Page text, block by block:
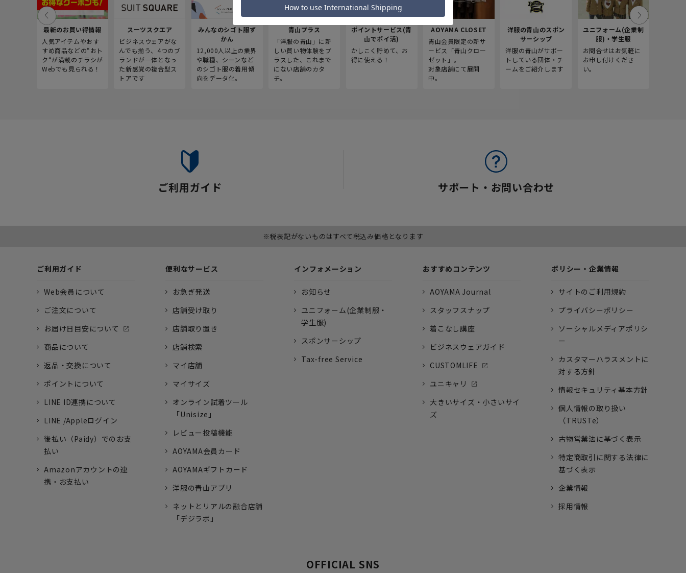
最新のお買い得情報
人気アイテムやおす
すめ商品などの“おト
ク“が満載のチラシが
Webでも見られる！
スーツスクエア
ビジネスウェアがな
んでも揃う、4つのブ
ランドが一体となっ
た新感覚の複合型ス
トアです
みんなのシゴト服ず
かん
12,000人以上の業界
や職種、シーンなど
のシゴト服の着用傾
向をデータ化。
青山プラス
「洋服の青山」に新
しい買い物体験をプ
ラスした、これまで
にない店舗のカタ
チ。
ポイントサービス(青
山でポイ活)
かしこく貯めて、お
得に使える！
AOYAMA CLOSET
青山会員限定の新サ
ービス「青山クロー
ゼット」。
対象店舗にて展開
中。
洋服の青山のスポン
サーシップ
洋服の青山がサポー
トしている団体・チ
ームをご紹介します
ユニフォーム(企業制
服)・学生服
お問合せはお気軽に
お申し付けくださ
い。
ご利用ガイド サポート・お問い合わせ
※税表記がないものはすべて税込み価格となります
ご利用ガイド
Web会員について
ご注文について
お届け日目安について
商品について
返品・交換について
ポイントについて
LINE ID連携について
LINE /Appleログイン
後払い（Paidy）でのお支
払い
Amazonアカウントの連
携・お支払い
便利なサービス
お急ぎ発送
店舗受け取り
店舗取り置き
店舗検索
マイ店舗
マイサイズ
オンライン試着ツール
「Unisize」
レビュー投稿機能
AOYAMA会員カード
AOYAMAギフトカード
洋服の青山アプリ
ネットとリアルの融合店舗
「デジラボ」
インフォメーション
お知らせ
ユニフォーム(企業制服・
学生服)
スポンサーシップ
Tax-free Service
おすすめコンテンツ
AOYAMA Journal
スタッフスナップ
着こなし講座
ビジネスウェアガイド
CUSTOMLIFE
ユニキャリ
大きいサイズ・小さいサイ
ズ
ポリシー・企業情報
サイトのご利用規約
プライバシーポリシー
ソーシャルメディアポリシ
ー
カスタマーハラスメントに
対する方針
情報セキュリティ基本方針
個人情報の取り扱い
（TRUSTe）
古物営業法に基づく表示
特定商取引に関する法律に
基づく表示
企業情報
採用情報
OFFICIAL SNS